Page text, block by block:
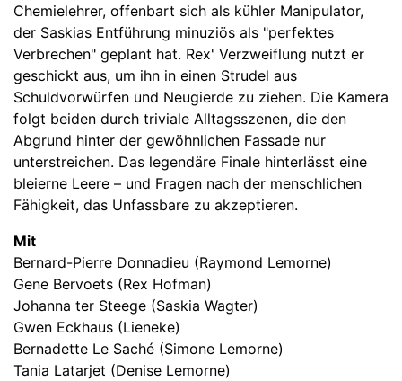
Chemielehrer, offenbart sich als kühler Manipulator,
der Saskias Entführung minuziös als "perfektes
Verbrechen" geplant hat. Rex' Verzweiflung nutzt er
geschickt aus, um ihn in einen Strudel aus
Schuldvorwürfen und Neugierde zu ziehen. Die Kamera
folgt beiden durch triviale Alltagsszenen, die den
Abgrund hinter der gewöhnlichen Fassade nur
unterstreichen. Das legendäre Finale hinterlässt eine
bleierne Leere – und Fragen nach der menschlichen
Fähigkeit, das Unfassbare zu akzeptieren.
Mit
Bernard-Pierre Donnadieu (Raymond Lemorne)
Gene Bervoets (Rex Hofman)
Johanna ter Steege (Saskia Wagter)
Gwen Eckhaus (Lieneke)
Bernadette Le Saché (Simone Lemorne)
Tania Latarjet (Denise Lemorne)